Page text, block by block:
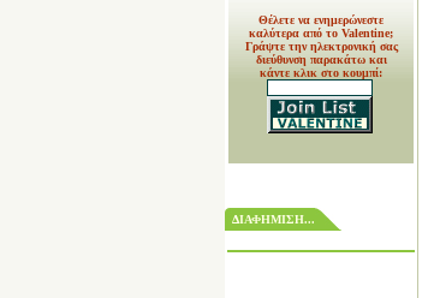
Θέλετε να ενημερώνεστε
καλύτερα από το Valentine;
Γράψτε την ηλεκτρονική σας
διεύθυνση παρακάτω και
κάντε κλικ στο κουμπί:
ΔΙΑΦΗΜΙΣΗ...